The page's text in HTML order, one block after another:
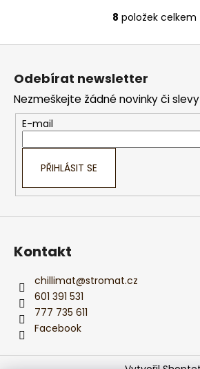
O
v
a
c
í
p
k
v
8 položek celkem
Odebírat newsletter
Nezmeškejte žádné novinky či
E-mail
PŘIHLÁSIT SE
Kontakt
chillimat@stromat.cz
601 391 531
777 735 611
Facebook